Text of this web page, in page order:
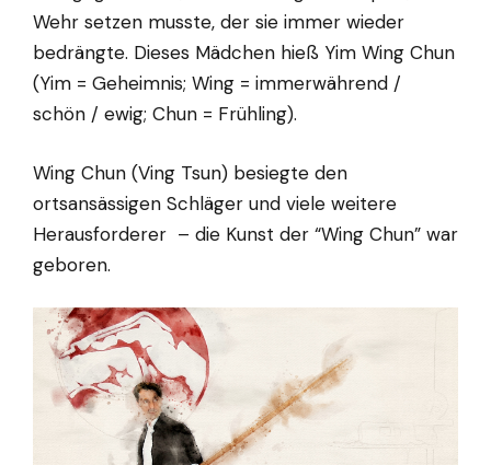
Wehr setzen musste, der sie immer wieder
bedrängte. Dieses Mädchen hieß Yim Wing Chun
(Yim = Geheimnis; Wing = immerwährend /
schön / ewig; Chun = Frühling).
Wing Chun (Ving Tsun) besiegte den
ortsansässigen Schläger und viele weitere
Herausforderer – die Kunst der “Wing Chun” war
geboren.